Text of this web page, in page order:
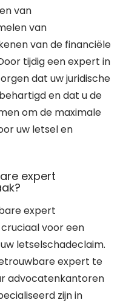
van
van
van de financiële
tijdig een expert in
dat uw juridische
en dat u de
om de maximale
uw letsel en
expert
expert
voor een
letselschadeclaim.
expert te
advocatenkantoren
zijn in